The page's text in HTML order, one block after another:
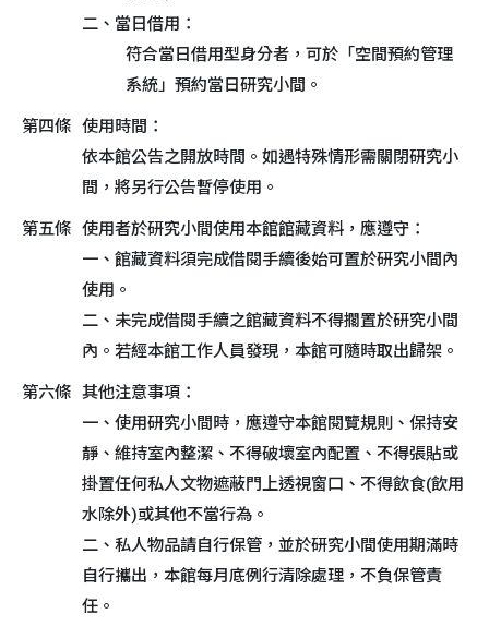
二、當日借用：
符合當日借用型身分者，可於「空間預約管理
系統」預約當日研究小間。
第四條 使用時間：
依本館公告之開放時間。如遇特殊情形需關閉研究小
間，將另行公告暫停使用。
第五條 使用者於研究小間使用本館館藏資料，應遵守：
一、館藏資料須完成借閱手續後始可置於研究小間內
使用。
二、未完成借閱手續之館藏資料不得擱置於研究小間
內。若經本館工作人員發現，本館可隨時取出歸架。
第六條 其他注意事項：
一、使用研究小間時，應遵守本館閱覽規則、保持安
靜、維持室內整潔、不得破壞室內配置、不得張貼或
掛置任何私人文物遮蔽門上透視窗口、不得飲食(飲用
水除外)或其他不當行為。
二、私人物品請自行保管，並於研究小間使用期滿時
自行攜出，本館每月底例行清除處理，不負保管責
任。